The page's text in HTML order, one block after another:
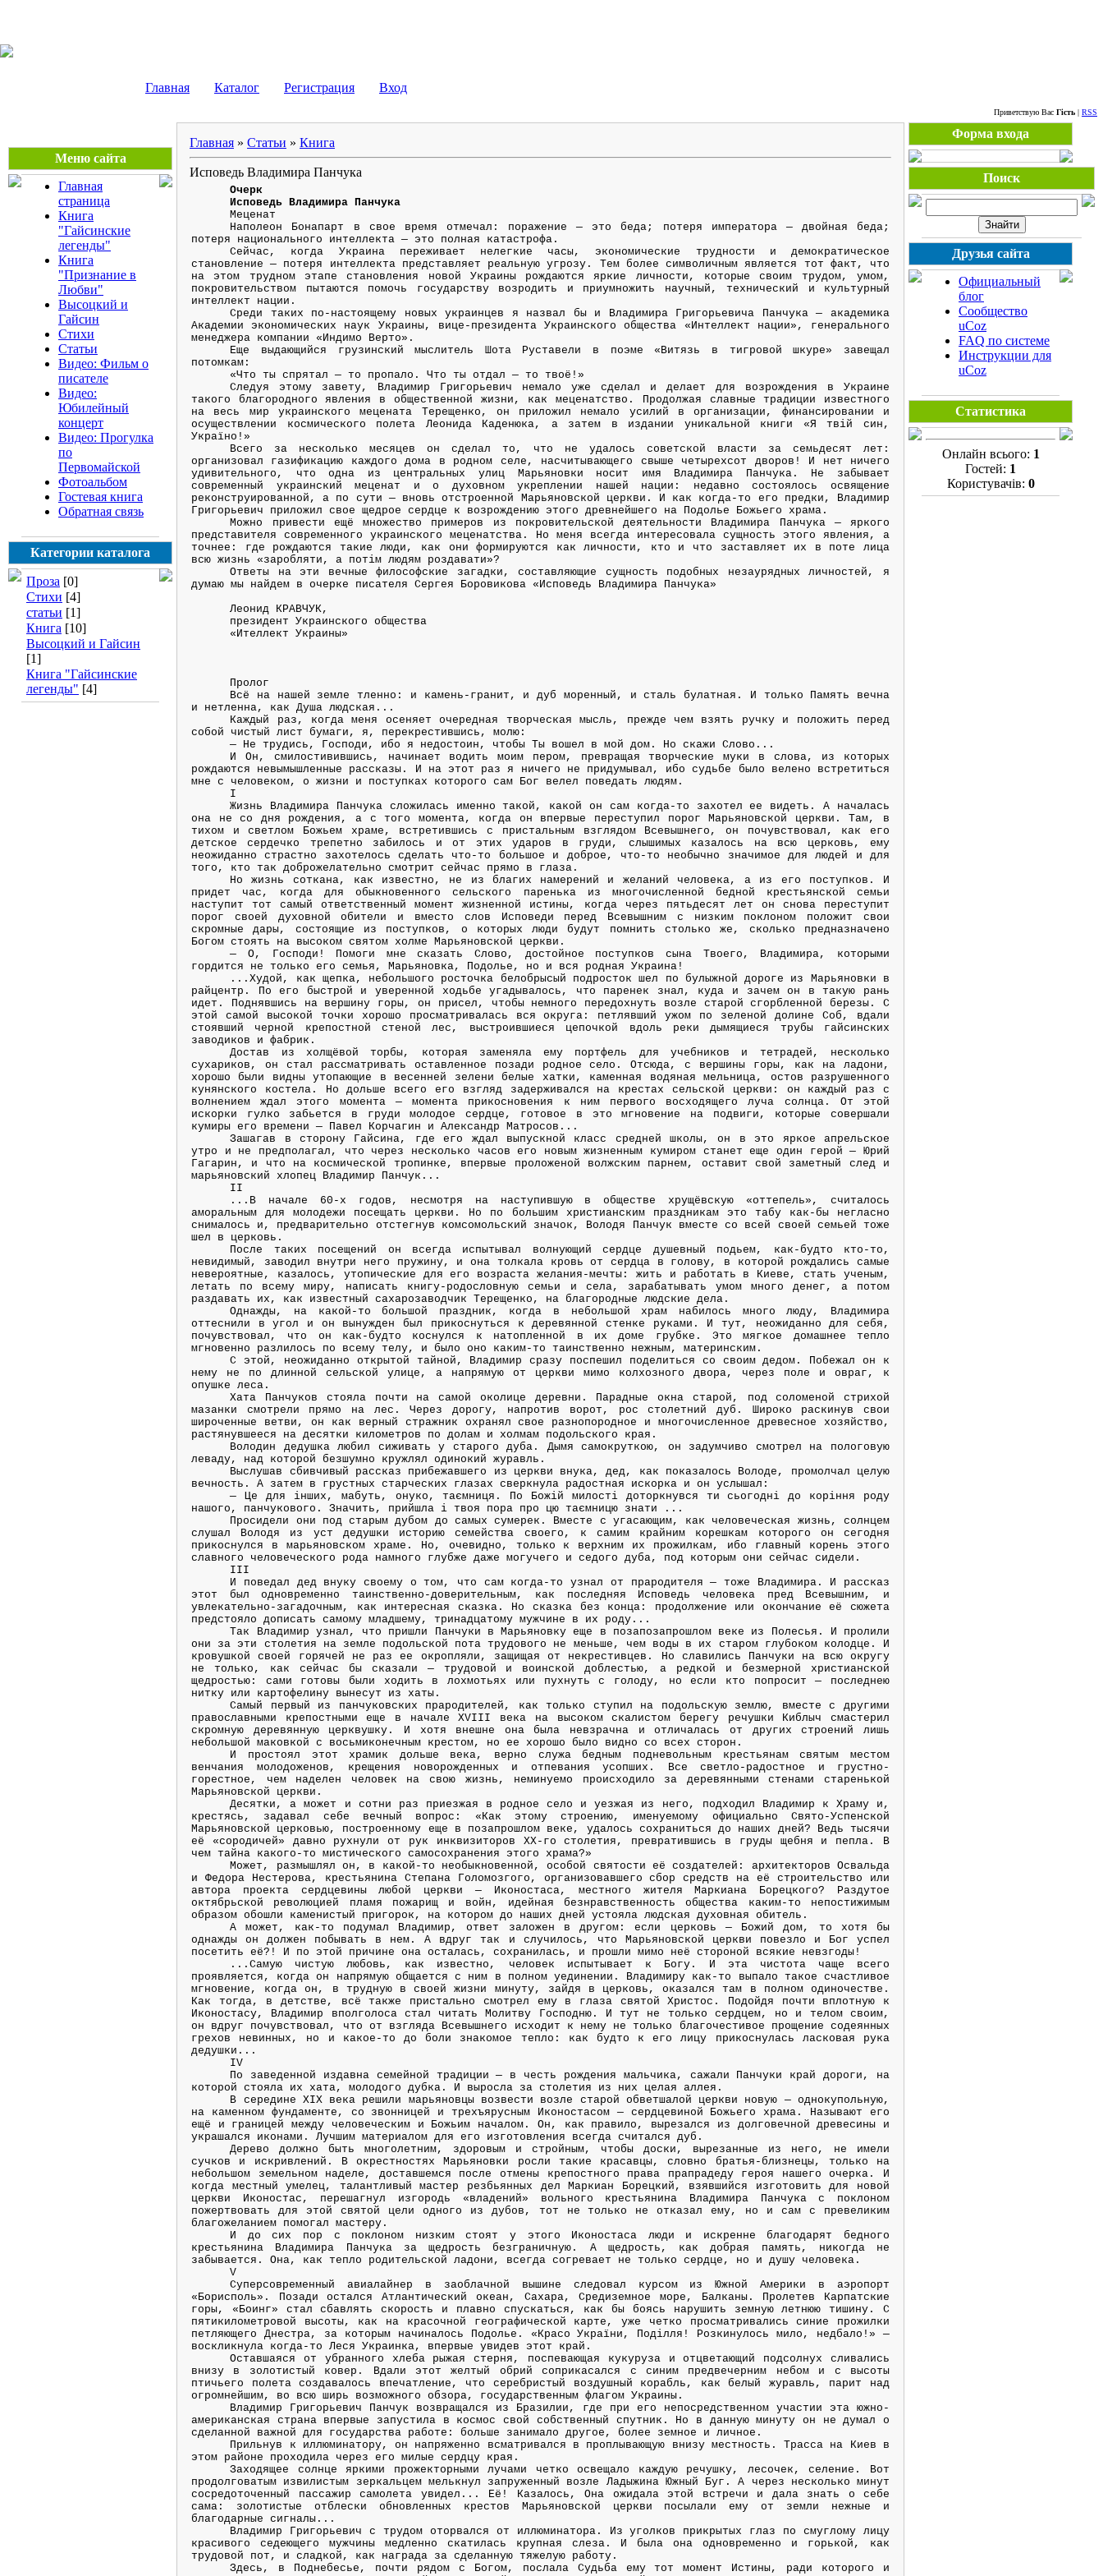
Главная Каталог Регистрация Вход
Приветствую Вас Гість | RSS
Меню сайта
Главная
страница
Книга
"Гайсинские
легенды"
Книга
"Признание в
Любви"
Высоцкий и
Гайсин
Стихи
Статьи
Видео: Фильм о
писателе
Видео:
Юбилейный
концерт
Видео: Прогулка
по
Первомайской
Фотоальбом
Гостевая книга
Обратная связь
Категории каталога
Проза [0]
Стихи [4]
статьи [1]
Книга [10]
Высоцкий и Гайсин
[1]
Книга "Гайсинские
легенды" [4]
Главная » Статьи » Книга
Исповедь Владимира Панчука
Очерк
Исповедь Владимира Панчука
Меценат
Наполеон Бонапарт в свое время отмечал: поражение — это беда; потеря императора — двойная беда;
потеря национального интеллекта — это полная катастрофа.
Сейчас, когда Украина переживает нелегкие часы, экономические трудности и демократическое
становление — потеря интеллекта представляет реальную угрозу. Тем более символичным является тот факт, что
на этом трудном этапе становления новой Украины рождаются яркие личности, которые своим трудом, умом,
покровительством пытаются помочь государству возродить и приумножить научный, технический и культурный
интеллект нации.
Среди таких по-настоящему новых украинцев я назвал бы и Владимира Григорьевича Панчука — академика
Академии экономических наук Украины, вице-президента Украинского общества «Интеллект нации», генерального
менеджера компании «Индимо Верто».
Еще выдающийся грузинский мыслитель Шота Руставели в поэме «Витязь в тигровой шкуре» завещал
потомкам:
«Что ты спрятал — то пропало. Что ты отдал — то твоё!»
Следуя этому завету, Владимир Григорьевич немало уже сделал и делает для возрождения в Украине
такого благородного явления в общественной жизни, как меценатство. Продолжая славные традиции известного
на весь мир украинского мецената Терещенко, он приложил немало усилий в организации, финансировании и
осуществлении космического полета Леонида Каденюка, а затем в издании уникальной книги «Я твій син,
Україно!»
Всего за несколько месяцев он сделал то, что не удалось советской власти за семьдесят лет:
организовал газификацию каждого дома в родном селе, насчитывающего свыше четырехсот дворов! И нет ничего
удивительного, что одна из центральных улиц Марьяновки носит имя Владимира Панчука. Не забывает
современный украинский меценат и о духовном укреплении нашей нации: недавно состоялось освящение
реконструированной, а по сути — вновь отстроенной Марьяновской церкви. И как когда-то его предки, Владимир
Григорьевич приложил свое щедрое сердце к возрождению этого древнейшего на Подолье Божьего храма.
Можно привести ещё множество примеров из покровительской деятельности Владимира Панчука — яркого
представителя современного украинского меценатства. Но меня всегда интересовала сущность этого явления, а
точнее: где рождаются такие люди, как они формируются как личности, кто и что заставляет их в поте лица
всю жизнь «заробляти, а потім людям роздавати»?
Ответы на эти вечные философские загадки, составляющие сущность подобных незаурядных личностей, я
думаю мы найдем в очерке писателя Сергея Боровикова «Исповедь Владимира Панчука»
Леонид КРАВЧУК,
президент Украинского общества
«Ителлект Украины»
Пролог
Всё на нашей земле тленно: и камень-гранит, и дуб моренный, и сталь булатная. И только Память вечна
и нетленна, как Душа людская...
Каждый раз, когда меня осеняет очередная творческая мысль, прежде чем взять ручку и положить перед
собой чистый лист бумаги, я, перекрестившись, молю:
— Не трудись, Господи, ибо я недостоин, чтобы Ты вошел в мой дом. Но скажи Слово...
И Он, смилостивившись, начинает водить моим пером, превращая творческие муки в слова, из которых
рождаются невымышленные рассказы. И на этот раз я ничего не придумывал, ибо судьбе было велено встретиться
мне с человеком, о жизни и поступках которого сам Бог велел поведать людям.
I
Жизнь Владимира Панчука сложилась именно такой, какой он сам когда-то захотел ее видеть. А началась
она не со дня рождения, а с того момента, когда он впервые переступил порог Марьяновской церкви. Там, в
тихом и светлом Божьем храме, встретившись с пристальным взглядом Всевышнего, он почувствовал, как его
детское сердечко трепетно забилось и от этих ударов в груди, слышимых казалось на всю церковь, ему
неожиданно страстно захотелось сделать что-то большое и доброе, что-то необычно значимое для людей и для
того, кто так доброжелательно смотрит сейчас прямо в глаза.
Но жизнь соткана, как известно, не из благих намерений и желаний человека, а из его поступков. И
придет час, когда для обыкновенного сельского паренька из многочисленной бедной крестьянской семьи
наступит тот самый ответственный момент жизненной истины, когда через пятьдесят лет он снова переступит
порог своей духовной обители и вместо слов Исповеди перед Всевышним с низким поклоном положит свои
скромные дары, состоящие из поступков, о которых люди будут помнить столько же, сколько предназначено
Богом стоять на высоком святом холме Марьяновской церкви.
— О, Господи! Помоги мне сказать Слово, достойное поступков сына Твоего, Владимира, которыми
гордится не только его семья, Марьяновка, Подолье, но и вся родная Украина!
...Худой, как щепка, небольшого росточка белобрысый подросток шел по булыжной дороге из Марьяновки в
райцентр. По его быстрой и уверенной ходьбе угадывалось, что паренек знал, куда и зачем он в такую рань
идет. Поднявшись на вершину горы, он присел, чтобы немного передохнуть возле старой сгорбленной березы. С
этой самой высокой точки хорошо просматривалась вся округа: петлявший ужом по зеленой долине Соб, вдали
стоявший черной крепостной стеной лес, выстроившиеся цепочкой вдоль реки дымящиеся трубы гайсинских
заводиков и фабрик.
Достав из холщёвой торбы, которая заменяла ему портфель для учебников и тетрадей, несколько
сухариков, он стал рассматривать оставленное позади родное село. Отсюда, с вершины горы, как на ладони,
хорошо были видны утопающие в весенней зелени белые хатки, каменная водяная мельница, остов разрушенного
кунянского костела. Но дольше всего его взгляд задерживался на крестах сельской церкви: он каждый раз с
волнением ждал этого момента — момента прикосновения к ним первого восходящего луча солнца. От этой
искорки гулко забьется в груди молодое сердце, готовое в это мгновение на подвиги, которые совершали
кумиры его времени — Павел Корчагин и Александр Матросов...
Зашагав в сторону Гайсина, где его ждал выпускной класс средней школы, он в это яркое апрельское
утро и не предполагал, что через несколько часов его новым жизненным кумиром станет еще один герой — Юрий
Гагарин, и что на космической тропинке, впервые проложеной волжским парнем, оставит свой заметный след и
марьяновский хлопец Владимир Панчук...
II
...В начале 60-х годов, несмотря на наступившую в обществе хрущёвскую «оттепель», считалось
аморальным для молодежи посещать церкви. Но по большим христианским праздникам это табу как-бы негласно
снималось и, предварительно отстегнув комсомольский значок, Володя Панчук вместе со всей своей семьей тоже
шел в церковь.
После таких посещений он всегда испытывал волнующий сердце душевный подьем, как-будто кто-то,
невидимый, заводил внутри него пружину, и она толкала кровь от сердца в голову, в которой рождались самые
невероятные, казалось, утопические для его возраста желания-мечты: жить и работать в Киеве, стать ученым,
летать по всему миру, написать книгу-родословную семьи и села, зарабатывать умом много денег, а потом
раздавать их, как известный сахарозаводчик Терещенко, на благородные людские дела.
Однажды, на какой-то большой праздник, когда в небольшой храм набилось много люду, Владимира
оттеснили в угол и он вынужден был прикоснуться к деревянной стенке руками. И тут, неожиданно для себя,
почувствовал, что он как-будто коснулся к натопленной в их доме грубке. Это мягкое домашнее тепло
мгновенно разлилось по всему телу, и было оно каким-то таинственно нежным, материнским.
С этой, неожиданно открытой тайной, Владимир сразу поспешил поделиться со своим дедом. Побежал он к
нему не по длинной сельской улице, а напрямую от церкви мимо колхозного двора, через поле и овраг, к
опушке леса.
Хата Панчуков стояла почти на самой околице деревни. Парадные окна старой, под соломеной стрихой
мазанки смотрели прямо на лес. Через дорогу, напротив ворот, рос столетний дуб. Широко раскинув свои
широченные ветви, он как верный стражник охранял свое разнопородное и многочисленное древесное хозяйство,
растянувшееся на десятки километров по долам и холмам подольского края.
Володин дедушка любил сиживать у старого дуба. Дымя самокруткою, он задумчиво смотрел на пологовую
леваду, над которой безшумно кружлял одинокий журавль.
Выслушав сбивчивый рассказ прибежавшего из церкви внука, дед, как показалось Володе, промолчал целую
вечность. А затем в грустных старческих глазах сверкнула радостная искорка и он услышал:
— Це для інших, мабуть, онуко, таємниця. По Божій милості доторкнувся ти сьогодні до коріння роду
нашого, панчукового. Значить, прийшла і твоя пора про цю таємницю знати ...
Просидели они под старым дубом до самых сумерек. Вместе с угасающим, как человеческая жизнь, солнцем
слушал Володя из уст дедушки историю семейства своего, к самим крайним корешкам которого он сегодня
прикоснулся в марьяновском храме. Но, очевидно, только к верхним их прожилкам, ибо главный корень этого
славного человеческого рода намного глубже даже могучего и седого дуба, под которым они сейчас сидели.
IІІ
И поведал дед внуку своему о том, что сам когда-то узнал от прародителя — тоже Владимира. И рассказ
этот был одновременно таинственно-доверительным, как последняя Исповедь человека пред Всевышним, и
увлекательно-загадочным, как интересная сказка. Но сказка без конца: продолжение или окончание её сюжета
предстояло дописать самому младшему, тринадцатому мужчине в их роду...
Так Владимир узнал, что пришли Панчуки в Марьяновку еще в позапозапрошлом веке из Полесья. И пролили
они за эти столетия на земле подольской пота трудового не меньше, чем воды в их старом глубоком колодце. И
кровушкой своей горячей не раз ее окропляли, защищая от некрестивцев. Но славились Панчуки на всю округу
не только, как сейчас бы сказали — трудовой и воинской доблестью, а редкой и безмерной христианской
щедростью: сами готовы были ходить в лохмотьях или пухнуть с голоду, но если кто попросит — последнею
нитку или картофелину вынесут из хаты.
Самый первый из панчуковских прародителей, как только ступил на подольскую землю, вместе с другими
православными крепостными еще в начале XVIII века на высоком скалистом берегу речушки Киблыч смастерил
скромную деревянную церквушку. И хотя внешне она была невзрачна и отличалась от других строений лишь
небольшой маковкой с восьмиконечным крестом, но ее хорошо было видно со всех сторон.
И простоял этот храмик дольше века, верно служа бедным подневольным крестьянам святым местом
венчания молодоженов, крещения новорожденных и отпевания усопших. Все светло-радостное и грустно-
горестное, чем наделен человек на свою жизнь, неминуемо происходило за деревянными стенами старенькой
Марьяновской церкви.
Десятки, а может и сотни раз приезжая в родное село и уезжая из него, подходил Владимир к Храму и,
крестясь, задавал себе вечный вопрос: «Как этому строению, именуемому официально Свято-Успенской
Марьяновской церковью, построенному еще в позапрошлом веке, удалось сохраниться до наших дней? Ведь тысячи
её «сородичей» давно рухнули от рук инквизиторов XX-го столетия, превратившись в груды щебня и пепла. В
чем тайна какого-то мистического самосохранения этого храма?»
Может, размышлял он, в какой-то необыкновенной, особой святости её создателей: архитекторов Освальда
и Федора Нестерова, крестьянина Степана Голомозгого, организовавшего сбор средств на её строительство или
автора проекта сердцевины любой церкви — Иконостаса, местного жителя Маркиана Борецкого? Раздутое
октябрьской революцией пламя пожарищ и войн, идейная безнравственность общества каким-то непостижимым
образом обошли каменистый пригорок, на котором до наших дней устояла людская духовная обитель.
А может, как-то подумал Владимир, ответ заложен в другом: если церковь — Божий дом, то хотя бы
однажды он должен побывать в нем. А вдруг так и случилось, что Марьяновской церкви повезло и Бог успел
посетить её?! И по этой причине она осталась, сохранилась, и прошли мимо неё стороной всякие невзгоды!
...Самую чистую любовь, как известно, человек испытывает к Богу. И эта чистота чаще всего
проявляется, когда он напрямую общается с ним в полном уединении. Владимиру как-то выпало такое счастливое
мгновение, когда он, в трудную в своей жизни минуту, зайдя в церковь, оказался там в полном одиночестве.
Как тогда, в детстве, всё также пристально смотрел ему в глаза святой Христос. Подойдя почти вплотную к
Иконостасу, Владимир вполголоса стал читать Молитву Господню. И тут не только сердцем, но и телом своим,
он вдруг почувствовал, что от взгляда Всевышнего исходит к нему не только благочестивое прощение содеянных
грехов невинных, но и какое-то до боли знакомое тепло: как будто к его лицу прикоснулась ласковая рука
дедушки...
ІV
По заведенной издавна семейной традиции — в честь рождения мальчика, сажали Панчуки край дороги, на
которой стояла их хата, молодого дубка. И выросла за столетия из них целая аллея.
В середине XIX века решили марьяновцы возвести возле старой обветшалой церкви новую — однокупольную,
на каменном фундаменте, со звонницей и трехъярусным Иконостасом — сердцевиной Божьего храма. Называют его
ещё и границей между человеческим и Божьим началом. Он, как правило, вырезался из долговечной древесины и
украшался иконами. Лучшим материалом для его изготовления всегда считался дуб.
Дерево должно быть многолетним, здоровым и стройным, чтобы доски, вырезанные из него, не имели
сучков и искривлений. В окрестностях Марьяновки росли такие красавцы, словно братья-близнецы, только на
небольшом земельном наделе, доставшемся после отмены крепостного права прапрадеду героя нашего очерка. И
когда местный умелец, талантливый мастер резбьянных дел Маркиан Борецкий, взявшийся изготовить для новой
церкви Иконостас, перешагнул изгородь «владений» вольного крестьянина Владимира Панчука с поклоном
пожертвовать для этой святой цели одного из дубов, тот не только не отказал ему, но и сам с превеликим
благожеланием помогал мастеру.
И до сих пор с поклоном низким стоят у этого Иконостаса люди и искренне благодарят бедного
крестьянина Владимира Панчука за щедрость безграничную. А щедрость, как добрая память, никогда не
забывается. Она, как тепло родительской ладони, всегда согревает не только сердце, но и душу человека.
V
Суперсовременный авиалайнер в заоблачной вышине следовал курсом из Южной Америки в аэропорт
«Борисполь». Позади остался Атлантический океан, Сахара, Средиземное море, Балканы. Пролетев Карпатские
горы, «Боинг» стал сбавлять скорость и плавно спускаться, как бы боясь нарушить земную летнюю тишину. С
пятикилометровой высоты, как на красочной географической карте, уже четко просматривались синие прожилки
петляющего Днестра, за которым начиналось Подолье. «Красо України, Поділля! Розкинулось мило, недбало!» —
воскликнула когда-то Леся Украинка, впервые увидев этот край.
Оставшаяся от убранного хлеба рыжая стерня, поспевающая кукуруза и отцветающий подсолнух сливались
внизу в золотистый ковер. Вдали этот желтый обрий соприкасался с синим предвечерним небом и с высоты
птичьего полета создавалось впечатление, что серебристый воздушный корабль, как белый журавль, парит над
огромнейшим, во всю ширь возможного обзора, государственным флагом Украины.
Владимир Григорьевич Панчук возвращался из Бразилии, где при его непосредственном участии эта южно-
американская страна впервые запустила в космос свой собственный спутник. Но в данную минуту он не думал о
сделанной важной для государства работе: больше занимало другое, более земное и личное.
Прильнув к иллюминатору, он напряженно всматривался в проплывающую внизу местность. Трасса на Киев в
этом районе проходила через его милые сердцу края.
Заходящее солнце яркими прожекторными лучами четко освещало каждую речушку, лесочек, селение. Вот
продолговатым извилистым зеркальцем мелькнул запруженный возле Ладыжина Южный Буг. А через несколько минут
сосредоточенный пассажир самолета увидел... Её! Казалось, Она ожидала этой встречи и дала знать о себе
сама: золотистые отблески обновленных крестов Марьяновской церкви посылали ему от земли нежные и
благодарные сигналы...
Владимир Григорьевич с трудом оторвался от иллюминатора. Из уголков прикрытых глаз по смуглому лицу
красивого седеющего мужчины медленно скатилась крупная слеза. И была она одновременно и горькой, как
трудовой пот, и сладкой, как награда за сделанную тяжелую работу.
Здесь, в Поднебесье, почти рядом с Богом, послала Судьба ему тот момент Истины, ради которого и
Форма входа
Поиск
Друзья сайта
Официальный
блог
Сообщество
uCoz
FAQ по системе
Инструкции для
uCoz
Статистика
Онлайн всього: 1
Гостей: 1
Користувачів: 0